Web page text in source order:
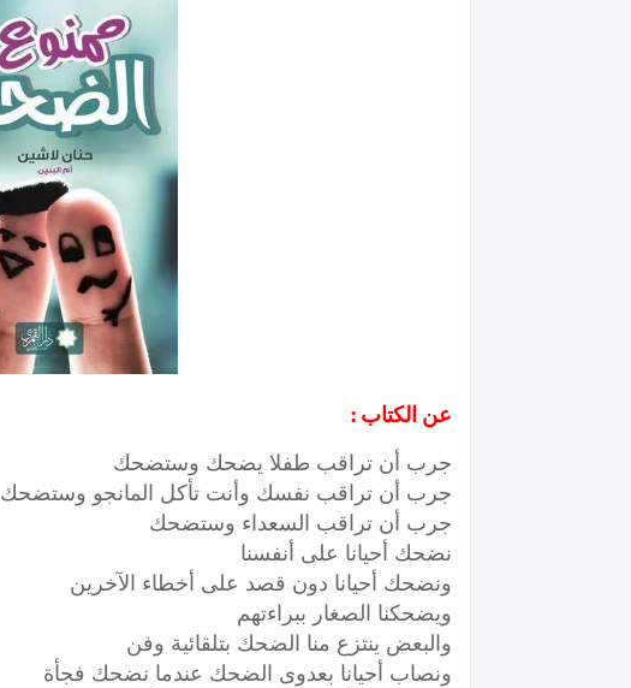
عن الكتاب :
جرب أن تراقب طفلا يضحك وستضحك
جرب أن تراقب نفسك وأنت تأكل المانجو وستضحك
جرب أن تراقب السعداء وستضحك
نضحك أحيانا على أنفسنا
ونضحك أحيانا دون قصد على أخطاء الآخرين
ويضحكنا الصغار ببراءتهم
والبعض ينتزع منا الضحك بتلقائية وفن
ونصاب أحيانا بعدوى الضحك عندما نضحك فجأة